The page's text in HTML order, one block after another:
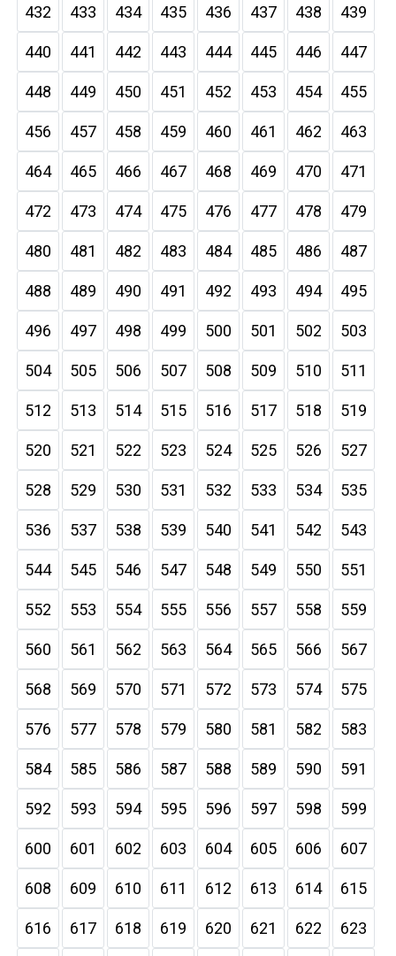
432 433 434 435 436 437 438 439
440 441 442 443 444 445 446 447
448 449 450 451 452 453 454 455
456 457 458 459 460 461 462 463
464 465 466 467 468 469 470 471
472 473 474 475 476 477 478 479
480 481 482 483 484 485 486 487
488 489 490 491 492 493 494 495
496 497 498 499 500 501 502 503
504 505 506 507 508 509 510 511
512 513 514 515 516 517 518 519
520 521 522 523 524 525 526 527
528 529 530 531 532 533 534 535
536 537 538 539 540 541 542 543
544 545 546 547 548 549 550 551
552 553 554 555 556 557 558 559
560 561 562 563 564 565 566 567
568 569 570 571 572 573 574 575
576 577 578 579 580 581 582 583
584 585 586 587 588 589 590 591
592 593 594 595 596 597 598 599
600 601 602 603 604 605 606 607
608 609 610 611 612 613 614 615
616 617 618 619 620 621 622 623